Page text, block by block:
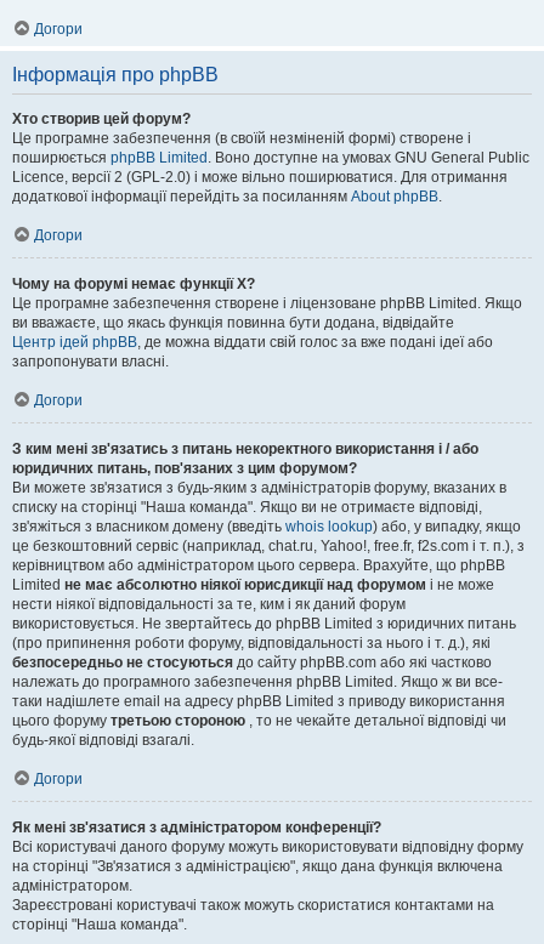
Догори
Інформація про phpBB
Хто створив цей форум?
Це програмне забезпечення (в своїй незміненій формі) створене і
поширюється phpBB Limited . Воно доступне на умовах GNU General Public
Licence, версії 2 (GPL-2.0) і може вільно поширюватися. Для отримання
додаткової інформації перейдіть за посиланням About phpBB.
Догори
Чому на форумі немає функції X?
Це програмне забезпечення створене і ліцензоване phpBB Limited. Якщо
ви вважаєте, що якась функція повинна бути додана, відвідайте
Центр ідей phpBB, де можна віддати свій голос за вже подані ідеї або
запропонувати власні.
Догори
З ким мені зв'язатись з питань некоректного використання і / або
юридичних питань, пов'язаних з цим форумом?
Ви можете зв'язатися з будь-яким з адміністраторів форуму, вказаних в
списку на сторінці "Наша команда". Якщо ви не отримаєте відповіді,
зв'яжіться з власником домену (введіть whois lookup) або, у випадку, якщо
це безкоштовний сервіс (наприклад, chat.ru, Yahoo!, free.fr, f2s.com і т. п.), з
керівництвом або адміністратором цього сервера. Врахуйте, що phpBB
Limited не має абсолютно ніякої юрисдикції над форумом і не може
нести ніякої відповідальності за те, ким і як даний форум
використовується. Не звертайтесь до phpBB Limited з юридичних питань
(про припинення роботи форуму, відповідальності за нього і т. д.), які
безпосередньо не стосуються до сайту phpBB.com або які частково
належать до програмного забезпечення phpBB Limited. Якщо ж ви все-
таки надішлете email на адресу phpBB Limited з приводу використання
цього форуму третьою стороною , то не чекайте детальної відповіді чи
будь-якої відповіді взагалі.
Догори
Як мені зв'язатися з адміністратором конференції?
Всі користувачі даного форуму можуть використовувати відповідну форму
на сторінці "Зв'язатися з адміністрацією", якщо дана функція включена
адміністратором.
Зареєстровані користувачі також можуть скористатися контактами на
сторінці "Наша команда".